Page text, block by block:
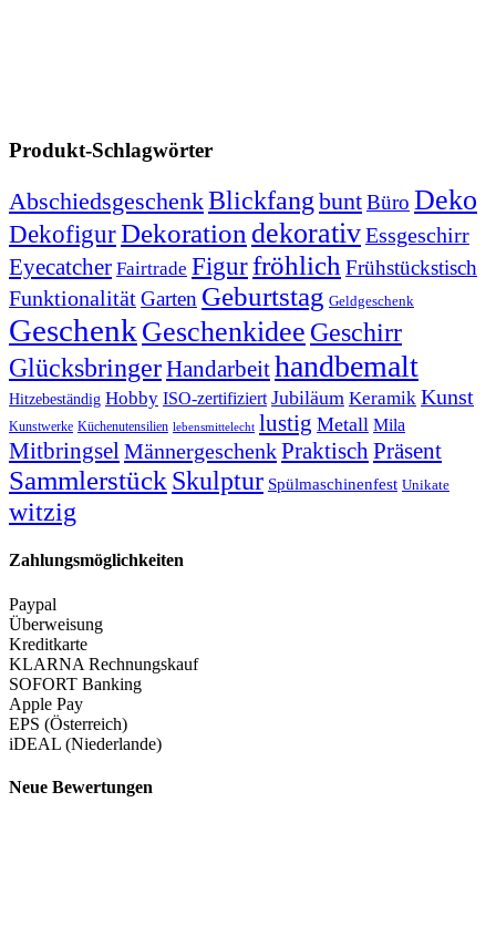
Produkt-Schlagwörter
AbschiedsgeschenkBlickfang buntBüro Deko
DekofigurDekoration dekorativEssgeschirr
Eyecatcher Fairtrade Figurfröhlich Frühstückstisch
FunktionalitätGarten Geburtstag Geldgeschenk
Geschenk Geschenkidee Geschirr
GlücksbringerHandarbeithandbemalt
Hitzebeständig Hobby ISO-zertifiziert Jubiläum Keramik Kunst
Kunstwerke Küchenutensilien lebensmittelecht lustig Metall Mila
MitbringselMännergeschenkPraktischPräsent
Sammlerstück Skulptur Spülmaschinenfest Unikate
witzig
Zahlungsmöglichkeiten
Paypal
Überweisung
Kreditkarte
KLARNA Rechnungskauf
SOFORT Banking
Apple Pay
EPS (Österreich)
iDEAL (Niederlande)
Neue Bewertungen